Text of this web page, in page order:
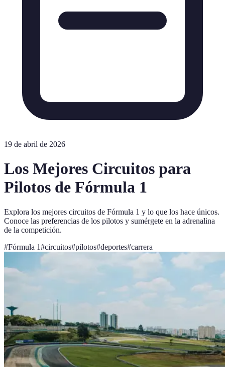
19 de abril de 2026
Los Mejores Circuitos para
Pilotos de Fórmula 1
Explora los mejores circuitos de Fórmula 1 y lo que los hace únicos.
Conoce las preferencias de los pilotos y sumérgete en la adrenalina
de la competición.
#Fórmula 1#circuitos#pilotos#deportes#carrera